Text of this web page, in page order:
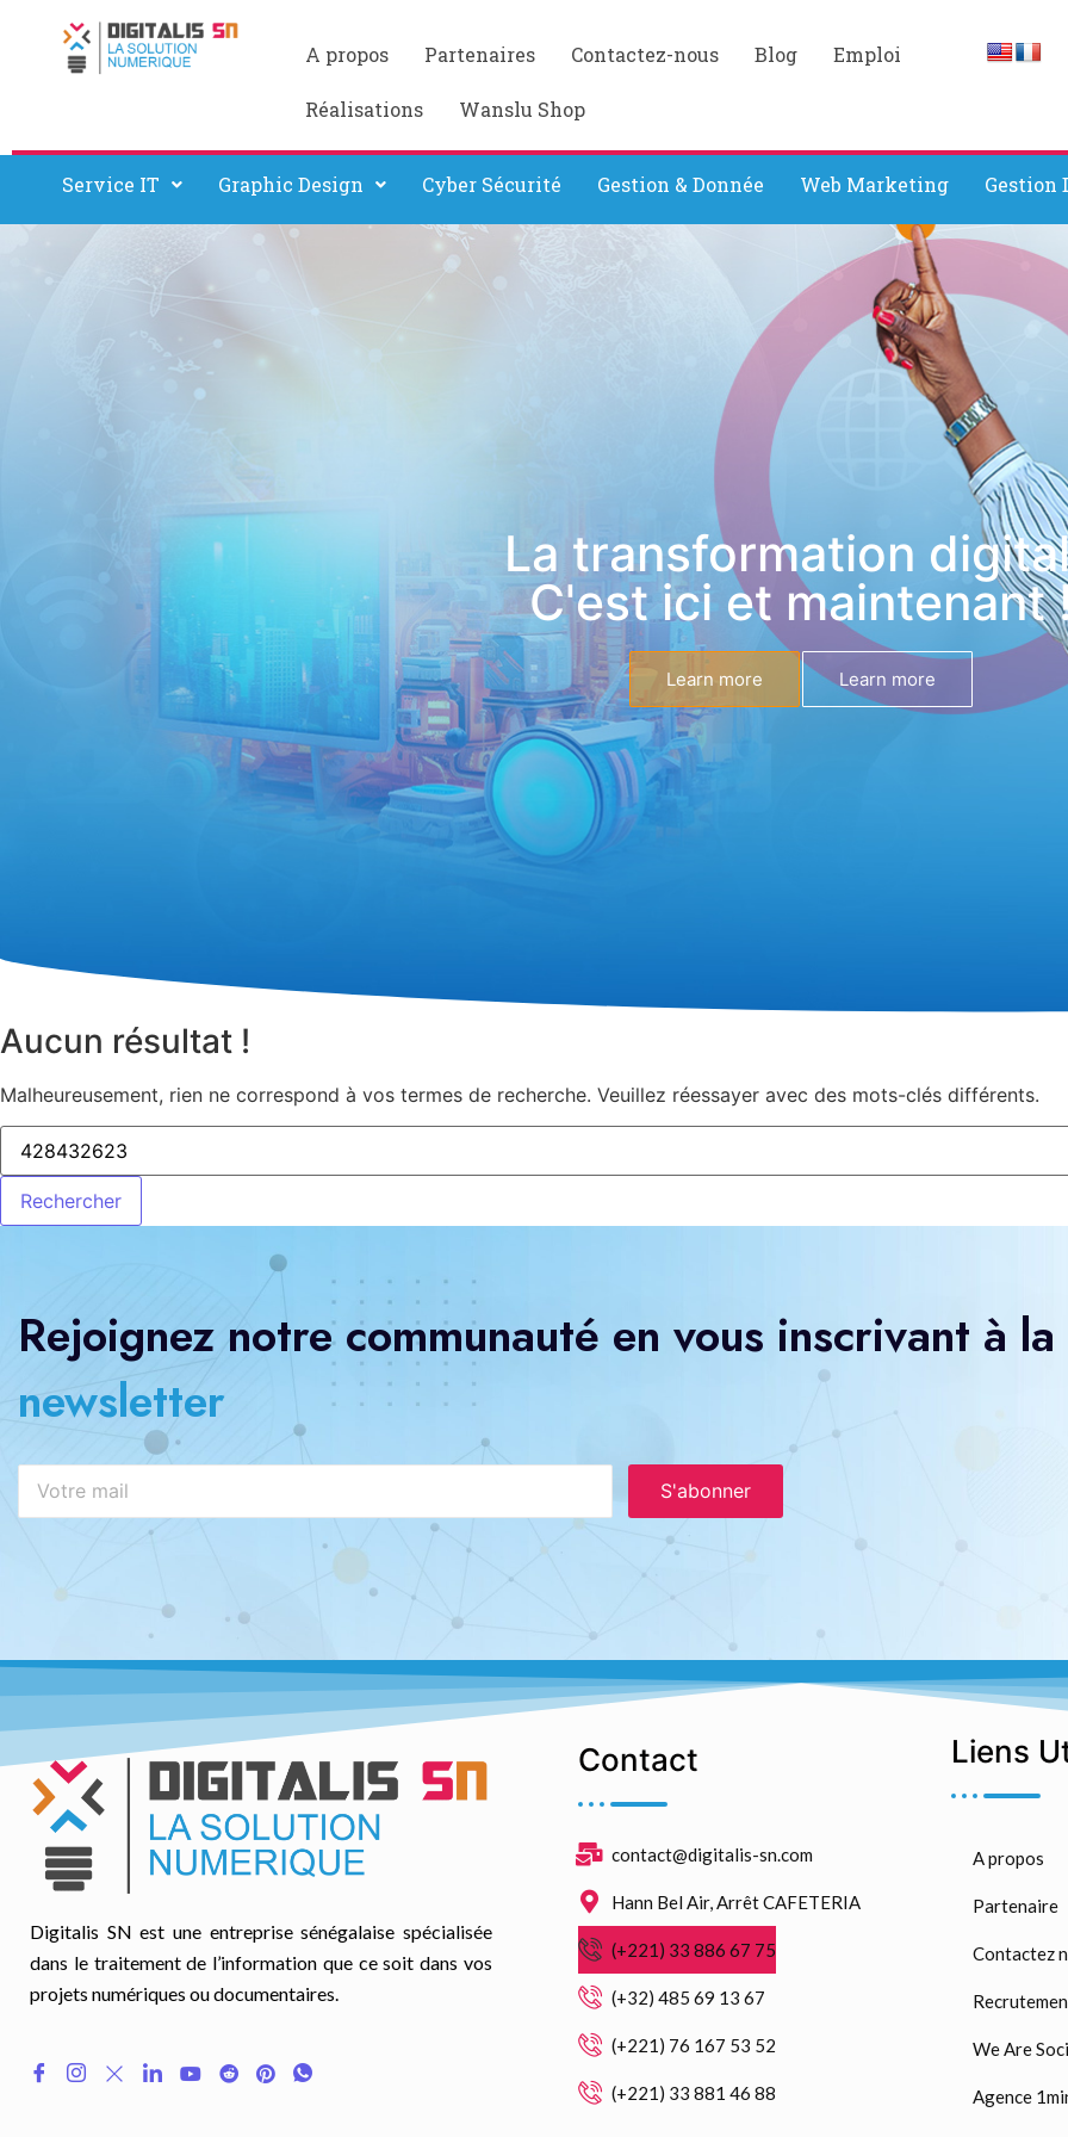
A propos Partenaires Contactez-nous Blog Emploi
Réalisations Wanslu Shop
Service IT Graphic Design Cyber Sécurité Gestion & Donnée Web Marketing Gestion
La transformation
C'est ici et maintenant
Learn more Learn more
Aucun résultat !
Malheureusement, rien ne correspond à vos termes de recherche. Veuillez réessayer avec des mots-clés différents.
Rejoignez notre communauté en vous inscrivant à la
newsletter
S'abonner
Digitalis SN est une entreprise sénégalaise spécialisée
dans le traitement de l’information que ce soit dans vos
projets numériques ou documentaires.
Contact
contact@digitalis-sn.com
Hann Bel Air, Arrêt CAFETERIA
(+221) 33 886 67 75
(+32) 485 69 13 67
(+221) 76 167 53 52
(+221) 33 881 46 88
Liens
A propos
Partenaire
Contactez
We Are
Agence